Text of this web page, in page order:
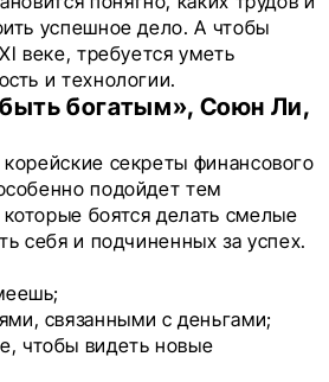
успешное дело. А чтобы
веке, требуется уметь
и технологии.
богатым», Союн Ли,
секреты финансового
подойдет тем
боятся делать смелые
себя и подчиненных за успех.
связанными с деньгами;
чтобы видеть новые